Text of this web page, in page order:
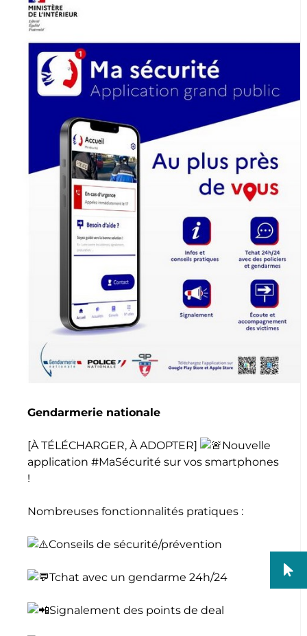
Gendarmerie nationale
[À TÉLÉCHARGER, À ADOPTER]
Nouvelle
application #MaSécurité sur vos smartphones
!
Nombreuses fonctionnalités pratiques :
Conseils de sécurité/prévention
Tchat avec un gendarme 24h/24
Signalement des points de deal